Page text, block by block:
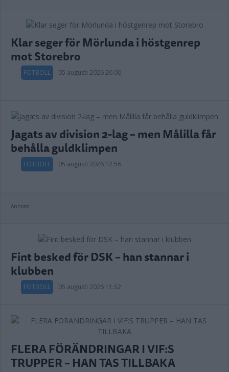
Klar seger för Mörlunda i höstgenrep
mot Storebro
FOTBOLL 05 augusti 2026 20.00
Jagats av division 2-lag – men Målilla får
behålla guldklimpen
FOTBOLL 05 augusti 2026 12.56
Annons:
Fint besked för DSK – han stannar i
klubben
FOTBOLL 05 augusti 2026 11.52
FLERA FÖRÄNDRINGAR I VIF:S
TRUPPER – HAN TAS TILLBAKA